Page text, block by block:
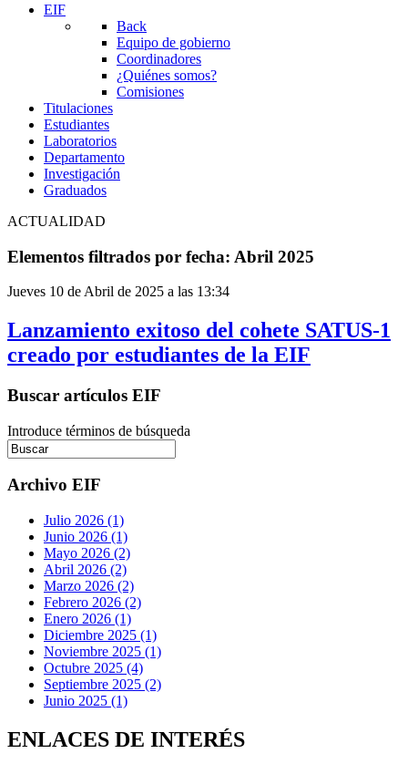
EIF
Back
Equipo de gobierno
Coordinadores
¿Quiénes somos?
Comisiones
Titulaciones
Estudiantes
Laboratorios
Departamento
Investigación
Graduados
ACTUALIDAD
Elementos filtrados por fecha: Abril 2025
Jueves 10 de Abril de 2025 a las 13:34
Lanzamiento exitoso del cohete SATUS-1
creado por estudiantes de la EIF
Buscar artículos EIF
Introduce términos de búsqueda
Archivo EIF
Julio 2026 (1)
Junio 2026 (1)
Mayo 2026 (2)
Abril 2026 (2)
Marzo 2026 (2)
Febrero 2026 (2)
Enero 2026 (1)
Diciembre 2025 (1)
Noviembre 2025 (1)
Octubre 2025 (4)
Septiembre 2025 (2)
Junio 2025 (1)
ENLACES DE INTERÉS